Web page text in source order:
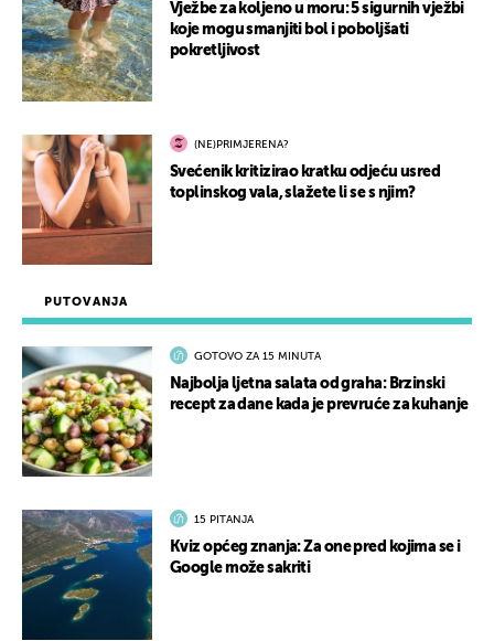
PUTOVANJA
GOTOVO ZA 15 MINUTA
Najbolja ljetna salata od graha: Brzinski
recept za dane kada je prevruće za kuhanje
15 PITANJA
Kviz općeg znanja: Za one pred kojima se i
Google može sakriti
Vježbe za koljeno u moru: 5 sigurnih vježbi
koje mogu smanjiti bol i poboljšati
pokretljivost
(NE)PRIMJERENA?
Svećenik kritizirao kratku odjeću usred
toplinskog vala, slažete li se s njim?